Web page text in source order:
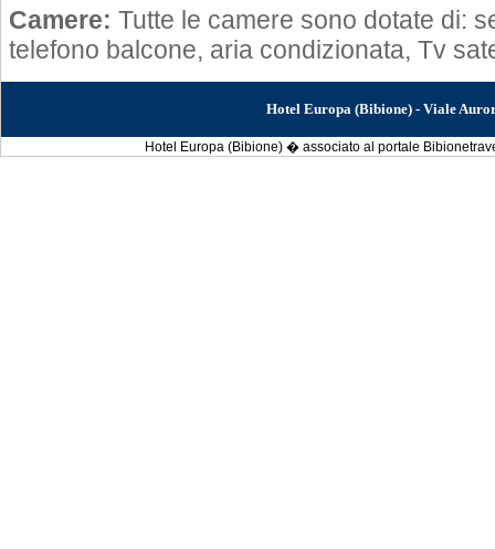
Camere: Tutte le camere sono dotate di:
telefono balcone, aria condizionata, Tv
Hotel Europa (Bibione) - Viale
Hotel Europa (Bibione) � associato al portale